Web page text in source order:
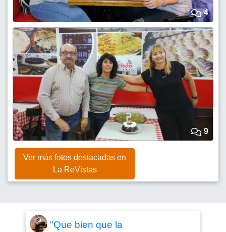
4
9
Ver más fotos destacadas en
La ReVistas
"Que bien que la